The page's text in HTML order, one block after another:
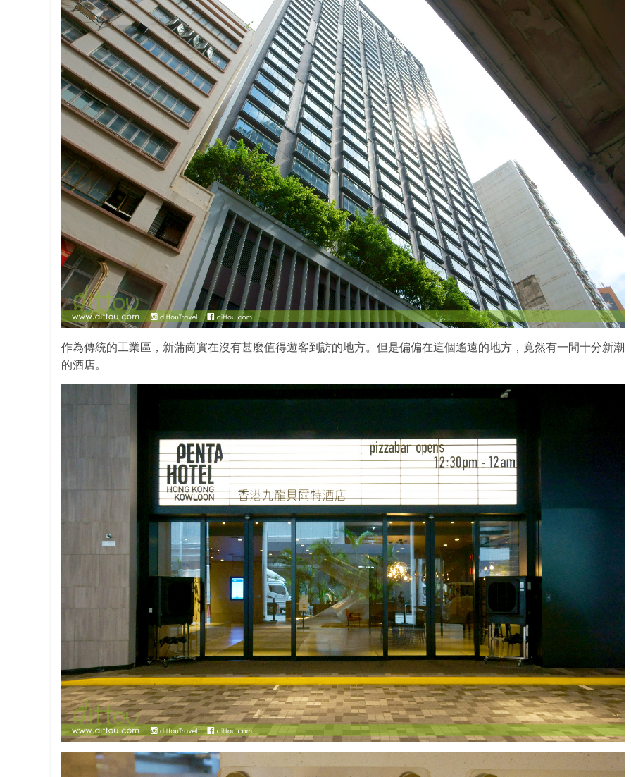
作為傳統的工業區，新蒲崗實在沒有甚麼值得遊客到訪的地方。但是偏偏在這個遙遠的地方，竟然有一間十分新潮
的酒店。